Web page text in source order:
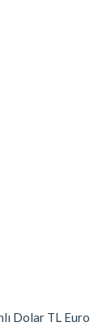
Dolar TL Euro